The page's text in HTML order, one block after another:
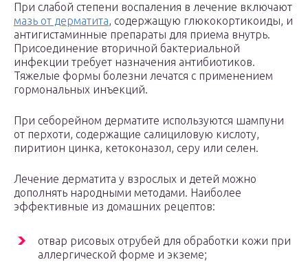
При слабой степени воспаления в лечение включают
мазь от дерматита, содержащую глюкокортикоиды, и
антигистаминные препараты для приема внутрь.
Присоединение вторичной бактериальной
инфекции требует назначения антибиотиков.
Тяжелые формы болезни лечатся с применением
гормональных инъекций.
При себорейном дерматите используются шампуни
от перхоти, содержащие салициловую кислоту,
пиритион цинка, кетоконазол, серу или селен.
Лечение дерматита у взрослых и детей можно
дополнять народными методами. Наиболее
эффективные из домашних рецептов:
отвар рисовых отрубей для обработки кожи при
аллергической форме и экземе;